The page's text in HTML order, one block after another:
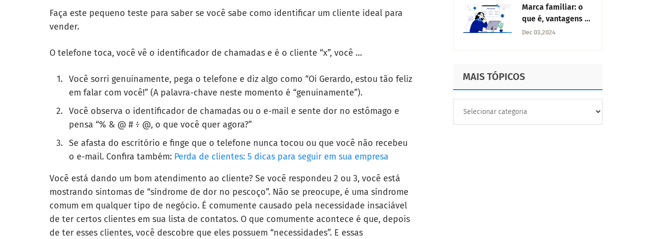
Faça este pequeno teste para saber se você sabe como identificar um cliente ideal para
vender.
O telefone toca, você vê o identificador de chamadas e é o cliente “x”, você …
Você sorri genuinamente, pega o telefone e diz algo como “Oi Gerardo, estou tão feliz
em falar com você!” (A palavra-chave neste momento é “genuinamente”).
Você observa o identificador de chamadas ou o e-mail e sente dor no estômago e
pensa “% & @ # ÷ @, o que você quer agora?”
Se afasta do escritório e finge que o telefone nunca tocou ou que você não recebeu
o e-mail. Confira também: Perda de clientes: 5 dicas para seguir em sua empresa
Você está dando um bom atendimento ao cliente? Se você respondeu 2 ou 3, você está
mostrando sintomas de “síndrome de dor no pescoço”. Não se preocupe, é uma síndrome
comum em qualquer tipo de negócio. É comumente causado pela necessidade insaciável
de ter certos clientes em sua lista de contatos. O que comumente acontece é que, depois
de ter esses clientes, você descobre que eles possuem “necessidades”. E essas
Marca familiar: o
que é, vantagens e
como criar
Dec 03,2024
MAIS TÓPICOS
TÓPICOS